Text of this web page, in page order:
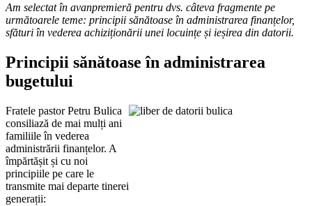
Am selectat în avanpremieră pentru dvs. câteva fragmente pe
următoarele teme: principii sănătoase în administrarea finanțelor,
sfături în vederea achiziționării unei locuințe și ieșirea din datorii.
Principii sănătoase în administrarea
bugetului
Fratele pastor Petru Bulica
consiliază de mai mulți ani
familiile în vederea
administrării finanțelor. A
împărtășit și cu noi
principiile pe care le
transmite mai departe tinerei
generații: